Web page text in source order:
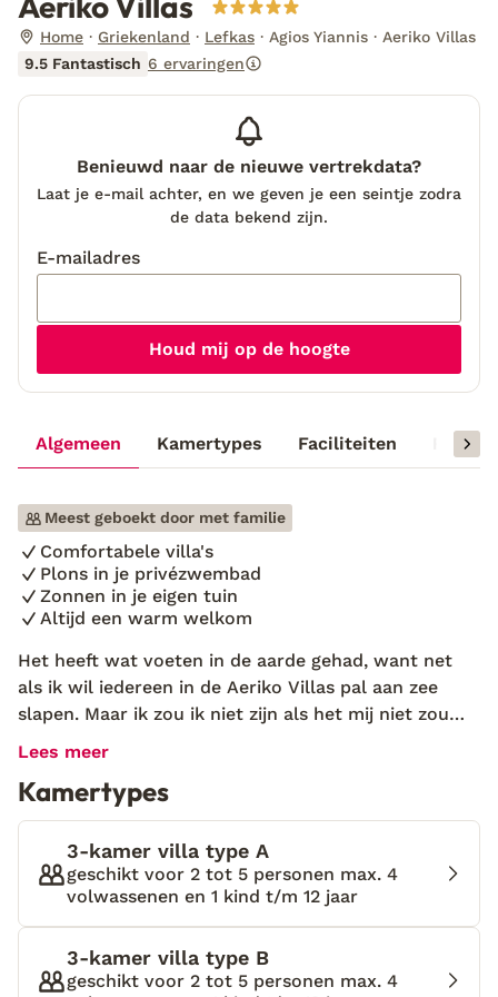
Home Griekenland Lefkas Agios Yiannis
Aeriko Villas
9.5 Fantastisch 6 ervaringen
Algemeen Kamertypes Faciliteiten
Meest geboekt door met familie
Comfortabele villa's
Plons in je privézwembad
Zonnen in je eigen tuin
Altijd een warm welkom
Het heeft wat voeten in de aarde gehad, want net
als ik wil iedereen in de Aeriko Villas pal aan zee
slapen. Maar ik zou ik niet zijn als het mij niet zou
lukken. ‘Homes of distinction’, noemt de eigenaar ze.
en terrassen waar je tot laat in de avond tafelt. ‘Om
altijd de schoonheid en vrijheid van het leven aan
zee te ervaren.’ Ik zit onder de pergola in de
schaduw van de zon. Mijn vrienden zijn alvast de
weg overgestoken en in de golven gedoken, maar ik
zit hier nog wel even goed. Uren turen doe ik hier al
dagen. Het werkt verslavend: kijken naar het
beroemde strand Agios Ioannis met de kitesurfers in
Lees meer
Kamertypes
3-kamer villa type A
geschikt voor 2 tot 5 personen max. 4
volwassenen en 1 kind t/m 12 jaar
3-kamer villa type B
geschikt voor 2 tot 5 personen max. 4
Benieuwd naar de nieuwe vertrekdata?
Laat je e-mail achter, en we geven je een seintje zodra
de data bekend zijn.
E-mailadres
Houd mij op de hoogte